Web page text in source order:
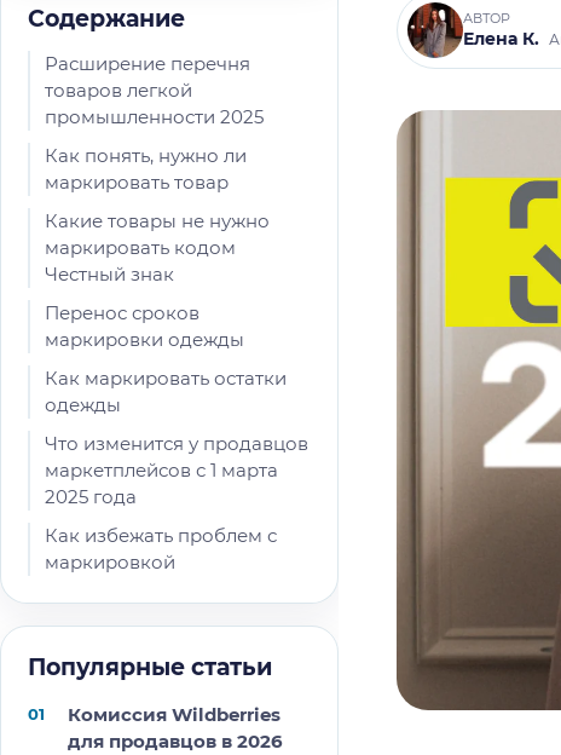
АВТОР
Елена К.
Содержание
Расширение перечня
товаров легкой
промышленности 2025
Как понять, нужно ли
маркировать товар
Какие товары не нужно
маркировать кодом
Честный знак
Перенос сроков
маркировки одежды
Как маркировать остатки
одежды
Что изменится у продавцов
маркетплейсов с 1 марта
2025 года
Как избежать проблем с
маркировкой
Популярные статьи
Комиссия Wildberries
для продавцов в 2026